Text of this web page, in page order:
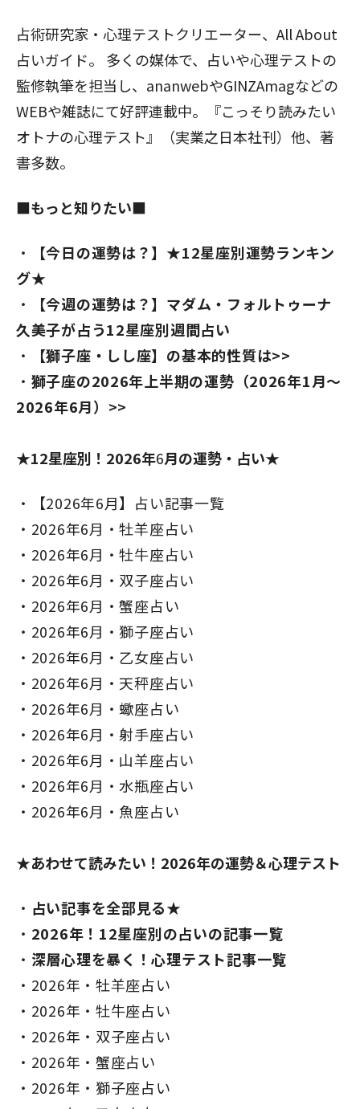
占術研究家・心理テストクリエーター、All About
占いガイド。 多くの媒体で、占いや心理テストの
監修執筆を担当し、ananwebやGINZAmagなどの
WEBや雑誌にて好評連載中。『こっそり読みたい
オトナの心理テスト』（実業之日本社刊）他、著
書多数。
■もっと知りたい■
【今日の運勢は？】★12星座別運勢ランキン
グ★
【今週の運勢は？】マダム・フォルトゥーナ
久美子が占う12星座別週間占い
【獅子座・しし座】の基本的性質は>>
獅子座の2026年上半期の運勢（2026年1月～
2026年6月）>>
★12星座別！2026年6月の運勢・占い★
【2026年6月】占い記事一覧
2026年6月・牡羊座占い
2026年6月・牡牛座占い
2026年6月・双子座占い
2026年6月・蟹座占い
2026年6月・獅子座占い
2026年6月・乙女座占い
2026年6月・天秤座占い
2026年6月・蠍座占い
2026年6月・射手座占い
2026年6月・山羊座占い
2026年6月・水瓶座占い
2026年6月・魚座占い
★あわせて読みたい！2026年の運勢＆心理テスト
占い記事を全部見る★
2026年！12星座別の占いの記事一覧
深層心理を暴く！心理テスト記事一覧
2026年・牡羊座占い
2026年・牡牛座占い
2026年・双子座占い
2026年・蟹座占い
2026年・獅子座占い